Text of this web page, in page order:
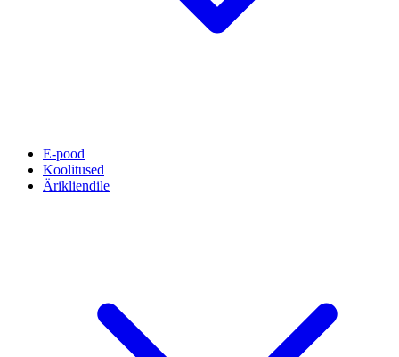
E-pood
Koolitused
Ärikliendile